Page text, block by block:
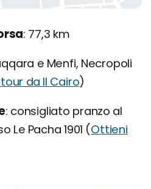
77,3 km
e Menfi, Necropoli
da Il Cairo)
consigliato pranzo al
Le Pacha 1901 (Ottieni